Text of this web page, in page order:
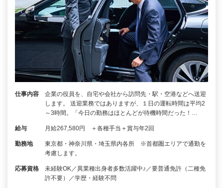
仕事内容
企業の役員を、自宅や会社から訪問先・駅・空港などへ送迎
します。 送迎業務ではありますが、１日の運転時間は平均2
～3時間。「今日の勤務はほとんどが待機時間だった！…
給与 月給267,580円 ＋各種手当＋賞与年2回
勤務地
東京都・神奈川県・埼玉県内各所 ※首都圏エリアで通勤を
考慮します。
応募資格
未経験OK／異業種出身者多数活躍中♪／要普通免許（二種免
許不要）／学歴・経験不問